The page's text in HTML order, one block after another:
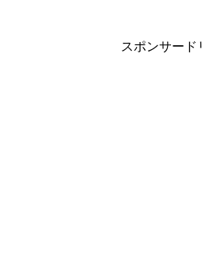
スポンサード